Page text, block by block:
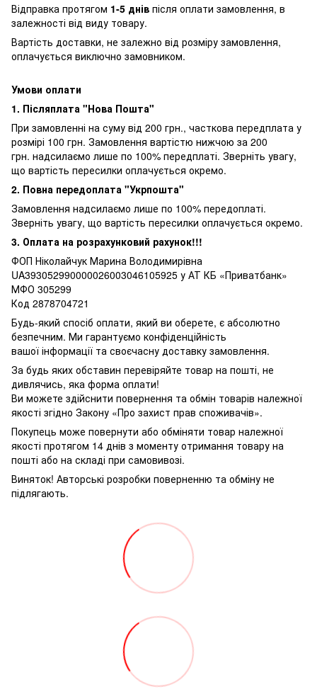
Відправка протягом 1-5 днів після оплати замовлення, в
залежності від виду товару.
Вартість доставки, не залежно від розміру замовлення,
оплачується виключно замовником.
Умови оплати
1. Післяплата "Нова Пошта"
При замовленні на суму від 200 грн., часткова передплата у
розмірі 100 грн. Замовлення вартістю нижчою за 200
грн. надсилаємо лише по 100% передплаті. Зверніть увагу,
що вартість пересилки оплачується окремо.
2. Повна передоплата "Укрпошта"
Замовлення надсилаємо лише по 100% передоплаті.
Зверніть увагу, що вартість пересилки оплачується окремо.
3. Оплата на розрахунковий рахунок!!!
ФОП Ніколайчук Марина Володимирівна
UA393052990000026003046105925 у АТ КБ «Приватбанк»
МФО 305299
Код 2878704721
Будь-який спосіб оплати, який ви оберете, є абсолютно
безпечним. Ми гарантуємо конфіденційність
вашої інформації та своєчасну доставку замовлення.
За будь яких обставин перевіряйте товар на пошті, не
дивлячись, яка форма оплати!
Ви можете здійснити повернення та обмін товарів належної
якості згідно Закону «Про захист прав споживачів».
Покупець може повернути або обміняти товар належної
якості протягом 14 днів з моменту отримання товару на
пошті або на складі при самовивозі.
Виняток! Авторські розробки поверненню та обміну не
підлягають.